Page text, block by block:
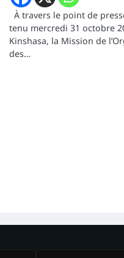
À travers le point de
tenu mercredi 31 octobre
Kinshasa, la Mission de
des…